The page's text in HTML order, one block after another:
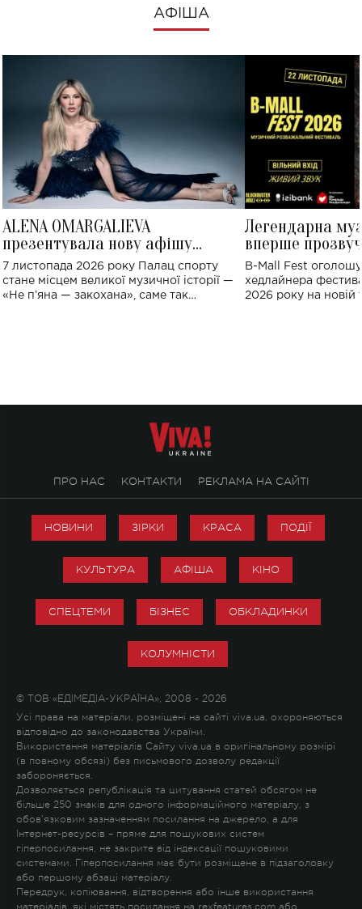
АФІША
ALENA OMARGALIEVA
презентувала нову афішу
великого концерту в Палаці
спорту
7 листопада 2026 року Палац спорту
стане місцем великої музичної історії —
«Не пʼяна — закохана», саме так
Легендарна
вперше
Україні: де
B-Mall Fest
хедлайнера
2026 року на новій
ПРО НАС КОНТАКТИ РЕКЛАМА НА САЙТІ
НОВИНИ ЗІРКИ КРАСА ПОДІЇ
КУЛЬТУРА АФІША КІНО
СПЕЦТЕМИ БІЗНЕС ОБКЛАДИНКИ
КОЛУМНІСТИ
© ТОВ «ЕДІМЕДІА-УКРАЇНА», 2008 - 2026
Усі права на матеріали, розміщені на сайті viva.ua, охороняються
відповідно до законодавства України.
Використання матеріалів Сайту viva.ua в оригінальному розмірі
(в повному обсязі) без письмового дозволу редакції
забороняється.
Дозволяється републікація та цитування статей обсягом не
більше 250 знаків для одного інформаційного матеріалу, з
обов'язковим зазначенням посилання на джерело, а для
Інтернет-ресурсів – пряме для пошукових систем
гіперпосилання, не закрите від індексації пошуковими
системами. Гіперпосилання має бути розміщене в підзаголовку
або першому абзаці матеріалу.
Передрук, копіювання, відтворення або інше використання
матеріалів, які містять посилання на rexfeatures.com або